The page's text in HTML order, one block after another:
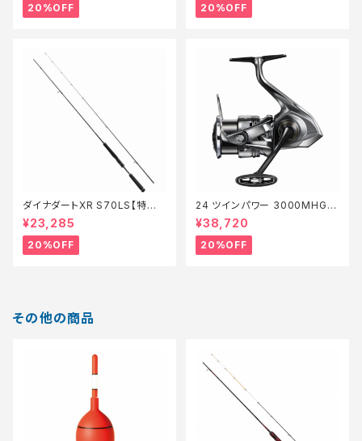
20%OFF 20%OFF
ダイナダートXR S70LS【特価
ロッド】【20】
¥23,285
20%OFF
24 ツインパワー 3000MHG
【特価リール】【20】
¥38,720
20%OFF
その他の商品